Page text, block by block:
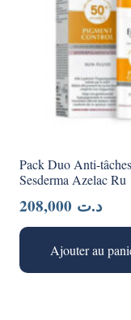
Pack Duo Anti-
Sesderma Azelac Ru
د.ت
Ajouter au